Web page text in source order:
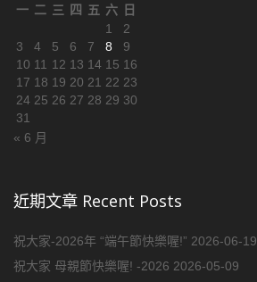
一 二 三 四 五 六
日
1
2
3
4 5 6 7 8
9
10 11 12 13 14 15 16
17 18 19 20 21 22 23
24 25 26 27 28 29 30
31
« 6 月
近期文章 Recent Posts
祝大家-2026年 “端午節快樂喔!” 2026-06-19
祝大家 母親節快樂喔! -2026 2026-05-09